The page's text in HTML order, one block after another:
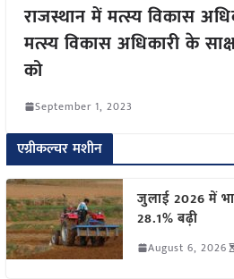
राजस्थान में मत्स्य विकास
मत्स्य विकास अधिकारी के
को
September 1, 2023
एग्रीकल्चर मशीन
जुलाई 2026 में
28.1% बढ़ी
August 6, 2026